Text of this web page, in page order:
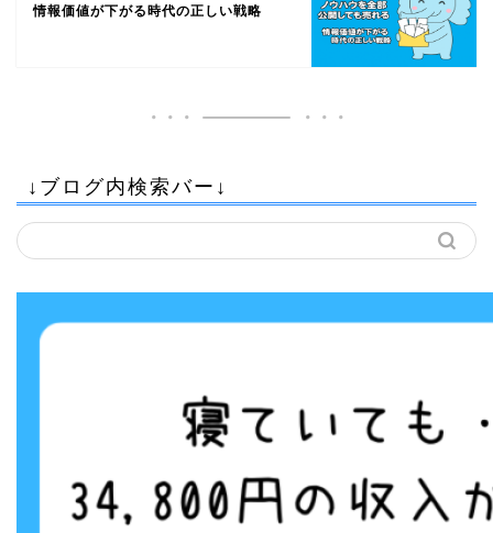
情報価値が下がる時代の正しい戦略
↓ブログ内検索バー↓